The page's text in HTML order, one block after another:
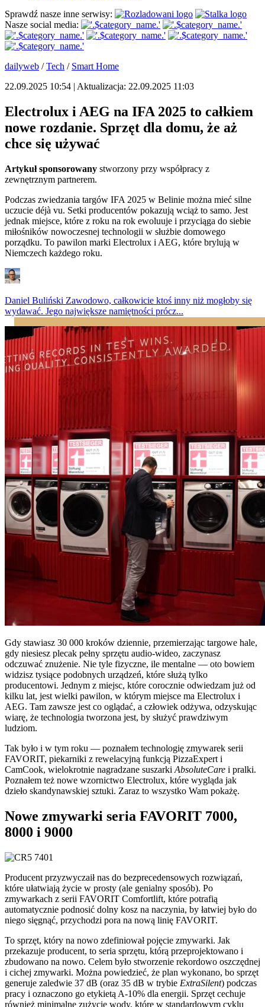
Sprawdź nasze inne serwisy:
Nasze social media:
dailyweb /Tech / Smart Home
22.09.2025 10:54 | Aktualizacja: 22.09.2025 11:03
Electrolux i AEG na IFA 2025 to całkiem
nowe rozdanie. Sprzęt dla domu, że aż
chce się używać
Artykuł sponsorowany stworzony przy współpracy z
zewnętrznym partnerem.
Podczas zwiedzania targów IFA 2025 w Belinie można mieć silne
uczucie déjà vu. Setki producentów pokazują wciąż to samo. Jest
jednak miejsce, które z roku na rok ewoluuje i przyciąga do siebie
miłośników nowoczesnej technologii w służbie domowego
porządku. To pawilon marki Electrolux i AEG, które brylują w
Niemczech każdego roku.
Daniel Buliński Zawodowo, całkowicie ktoś inny niż mogłoby się
wydawać. Jego największe namiętności prócz...
Gdy stawiasz 30 000 kroków dziennie, przemierzając targowe hale,
gdy niesiesz plecak pełny sprzętu audio-wideo, zaczynasz
odczuwać znużenie. Nie tyle fizyczne, ile mentalne — oto bowiem
widzisz tysiące podobnych urządzeń, które służą tylko
producentowi. Jednym z miejsc, które corocznie odwiedzam już od
kilku lat, jest wielki pawilon, w którym miejsce ma Electrolux i
AEG. Tam zawsze jest co oglądać, a człowiek odżywa, odzyskując
wiarę, że technologia tworzona jest, by służyć prawdziwym
ludziom.
Tak było i w tym roku — poznałem technologię zmywarek serii
FAVORIT, piekarniki z rewelacyjną funkcją PizzaExpert i
CamCook, wielokrotnie nagradzane suszarki AbsoluteCare i pralki.
Poznałem też nowe wzornictwo Electrolux, które wygląda jak
dzieło skandynawskiej sztuki. Zaraz to wszystko Wam pokażę.
Nowe zmywarki seria FAVORIT 7000,
8000 i 9000
Producent przyzwyczaił nas do bezprecedensowych rozwiązań,
które ułatwiają życie w prosty (ale genialny sposób). Po
zmywarkach z serii FAVORIT Comfortlift, które potrafią
automatycznie podnosić dolny kosz na naczynia, by łatwiej było do
niego sięgnąć, przychodzi pora na nową linię FAVORIT.
To sprzęt, który na nowo zdefiniował pojęcie zmywarki. Jak
przekazuje producent, to seria sprzętu, którą przeprojektowano i
zbudowano na nowo. Celem było stworzenie rekordowo oszczędnej
i cichej zmywarki. Można powiedzieć, że plan wykonano, bo sprzęt
generuje zaledwie 37 dB (oraz 35 dB w trybie ExtraSilent) podczas
pracy i oznaczono go etykietą A-10% dla energii. Sprzęt cechuje
również minimalne zużycie wody, które w standardowym cyklu